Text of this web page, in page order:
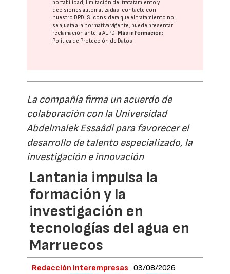
portabilidad, limitación del tratatamiento y
decisiones automatizadas: contacte con
nuestro DPD. Si considera que el tratamiento no
se ajusta a la normativa vigente, puede presentar
reclamación ante laAEPD. Más información:
Política de Protección de Datos
La compañía firma un acuerdo de
colaboración con la Universidad
Abdelmalek Essaâdi para favorecer el
desarrollo de talento especializado, la
investigación e innovación
Lantania impulsa la
formación y la
investigación en
tecnologías del agua en
Marruecos
Redacción Interempresas 03/08/2026